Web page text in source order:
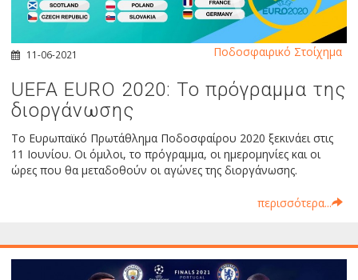
11-06-2021
UEFA EURO 2020: Το πρόγραμμα της
διοργάνωσης
Το Ευρωπαϊκό Πρωτάθλημα Ποδοσφαίρου 2020 ξεκινάει στις
11 Ιουνίου. Οι όμιλοι, το πρόγραμμα, οι ημερομηνίες και οι
ώρες που θα μεταδοθούν οι αγώνες της διοργάνωσης.
περισσότερα...
Ποδοσφαιρικό Στοίχημα